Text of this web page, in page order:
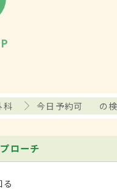
科 今日予約可 の
ローチ
る